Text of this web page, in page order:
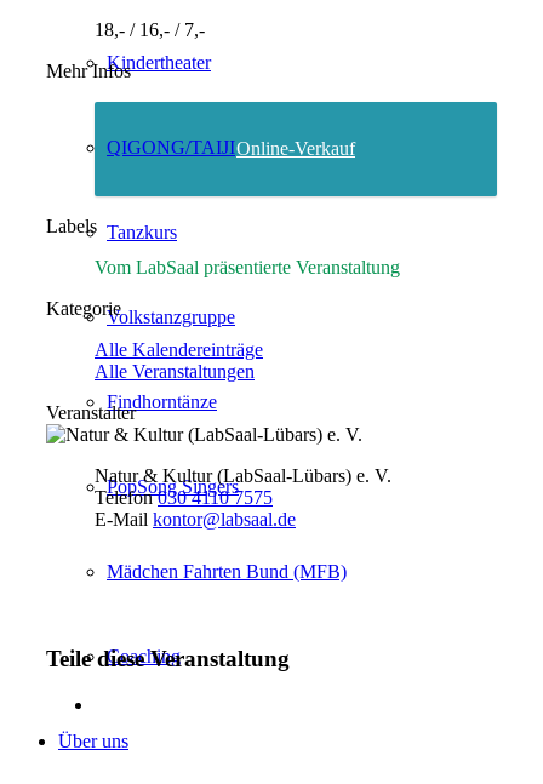
Kindertheater
QIGONG/TAIJI
Tanzkurs
Volkstanzgruppe
Findhorntänze
PopSong Singers
Mädchen Fahrten Bund (MFB)
Coaching
Über uns
18,- / 16,- / 7,-
Mehr Infos
Online-Verkauf
Labels
Vom LabSaal präsentierte Veranstaltung
Kategorie
Alle Kalendereinträge
Alle Veranstaltungen
Veranstalter
Natur & Kultur (LabSaal-Lübars) e. V.
Telefon 030 4110 7575
E-Mail kontor@labsaal.de
Teile diese Veranstaltung